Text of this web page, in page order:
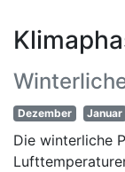
Dezember Januar
Die winterliche